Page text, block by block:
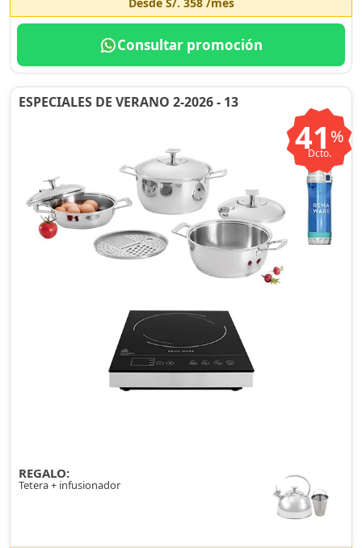
Consultar promoción
ESPECIALES DE VERANO 2-2026 - 13
41 %
Dcto.
REGALO:
Tetera + infusionador